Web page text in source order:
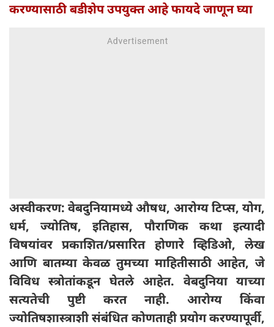
करण्यासाठी बडीशेप उपयुक्त आहे फायदे जाणून घ्या
अस्वीकरण: वेबदुनियामध्ये औषध, आरोग्य टिप्स, योग,
धर्म, ज्योतिष, इतिहास, पौराणिक कथा इत्यादी
विषयांवर प्रकाशित/प्रसारित होणारे व्हिडिओ, लेख
आणि बातम्या केवळ तुमच्या माहितीसाठी आहेत, जे
विविध स्त्रोतांकडून घेतले आहेत. वेबदुनिया याच्या
सत्यतेची पुष्टी करत नाही. आरोग्य किंवा
ज्योतिषशास्त्राशी संबंधित कोणताही प्रयोग करण्यापूर्वी,